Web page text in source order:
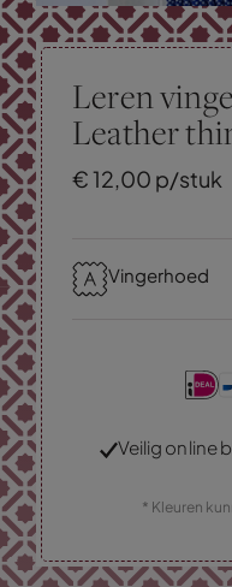
Leren
Leather
€12,00 p/stuk
Vingerhoed
Veilig online
* Kleuren